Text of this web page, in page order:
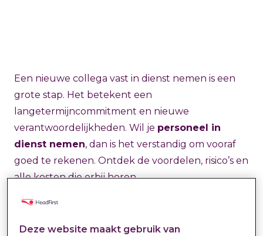
Een nieuwe collega vast in dienst nemen is een
grote stap. Het betekent een
langetermijncommitment en nieuwe
verantwoordelijkheden. Wil je personeel in
dienst nemen, dan is het verstandig om vooraf
goed te rekenen. Ontdek de voordelen, risico’s en
alle kosten die erbij horen.
Werknemers leren je organisatie tot in detail
Deze website maakt gebruik van